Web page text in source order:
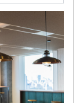
ラエンジニ